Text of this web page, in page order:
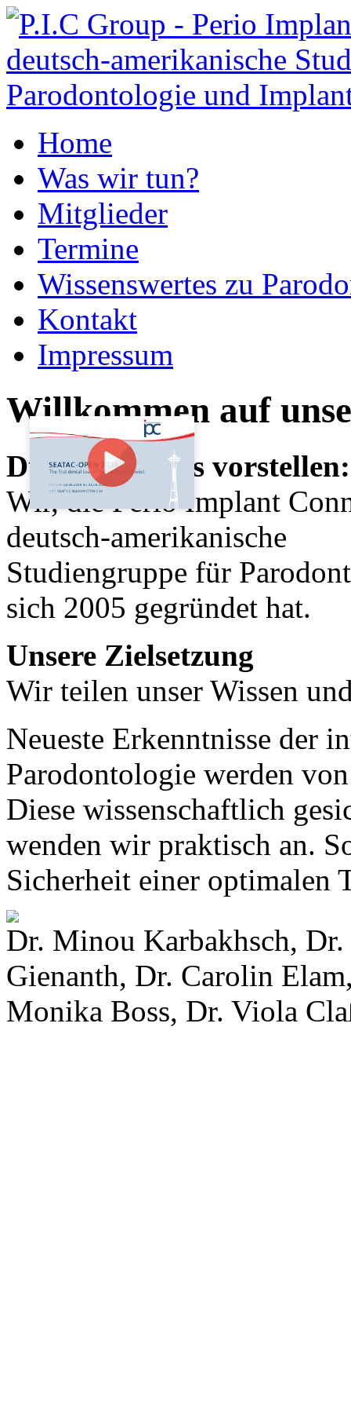
Home
Was wir tun?
Mitglieder
Termine
Wissenswertes zu
Kontakt
Impressum
Willkommen auf
Dürfen wir uns vorstellen:
Wir, die Perio Implant
deutsch-amerikanische
Studiengruppe für
sich 2005 gegründet hat.
Unsere Zielsetzung
Wir teilen unser Wissen
Neueste Erkenntnisse der
Parodontologie werden
Diese wissenschaftlich
wenden wir praktisch an.
Sicherheit einer optimalen
Dr. Minou Karbakhsch,
Gienanth, Dr. Carolin
Monika Boss, Dr. Viola